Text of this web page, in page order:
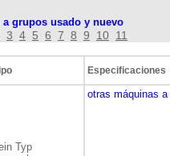
grupos usado y nuevo
3 4 5 6 7 8 9 10 11
Especificaciones
Typ
otras máquinas a